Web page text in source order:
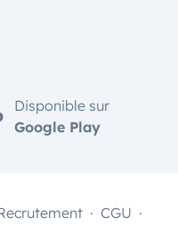
Disponible sur
Google Play
CGU